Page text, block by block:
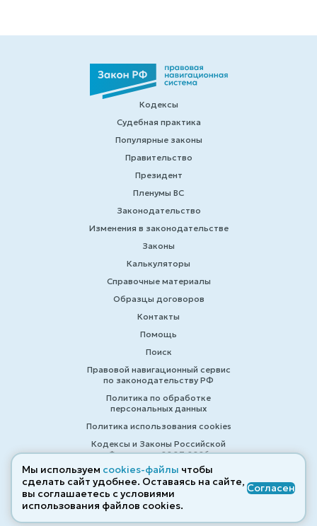
Кодексы
Судебная практика
Популярные законы
Правительство
Президент
Пленумы ВС
Законодательство
Изменения в законодательстве
Законы
Калькуляторы
Справочные материалы
Образцы договоров
Контакты
Помощь
Поиск
Правовой навигационный сервис
по законодательству РФ
Политика по обработке
персональных данных
Политика использования cookies
Кодексы и Законы Российской
Федерации 2007-2026
© ZAKONRF.INFO
Мы используем cookies-файлы чтобы
сделать сайт удобнее. Оставаясь на сайте,
вы соглашаетесь с условиями
использования файлов cооkies.
Согласен